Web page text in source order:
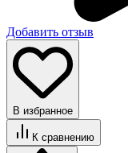
Добавить отзыв
В избранное
К сравнению